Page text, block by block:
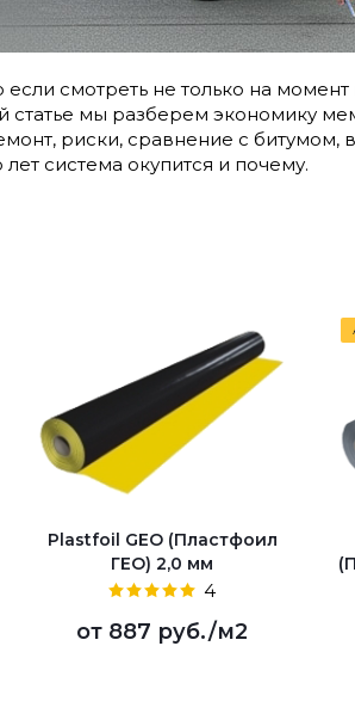
смотреть не только на момент
мы разберем экономику
риски, сравнение с битумом,
система окупится и почему.
Plastfoil GEO (Пластфоил
ГЕО) 2,0 мм
4
от 887 руб./м2